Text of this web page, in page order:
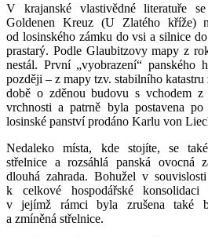
V krajanské vlastivědné literatuře
Goldenen Kreuz (U Zlatého kříže)
od losinského zámku do vsi a silnice
prastarý. Podle Glaubitzovy mapy z
nestál. První „vyobrazení“ panského
později – z mapy tzv. stabilního
době o zděnou budovu s vchodem z
vrchnosti a patrně byla postavena
losinské panství prodáno Karlu von
Nedaleko místa, kde stojíte, se také
střelnice a rozsáhlá panská ovocná
dlouhá zahrada. Bohužel v
k celkové hospodářské konsolidaci
v jejímž rámci byla zrušena také
a zmíněná střelnice.